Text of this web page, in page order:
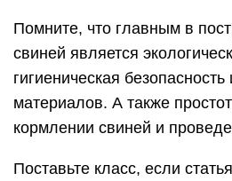
Помните, что главным в
свиней является
гигиеническая
материалов. А также
кормлении свиней и
Поставьте класс, если